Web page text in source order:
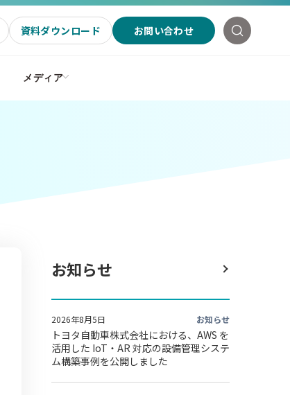
資料ダウンロード お問い合わせ
メディア
お知らせ
2026年8月5日 お知らせ
トヨタ自動車株式会社における、AWS を
活用した IoT・AR 対応の設備管理システ
ム構築事例を公開しました